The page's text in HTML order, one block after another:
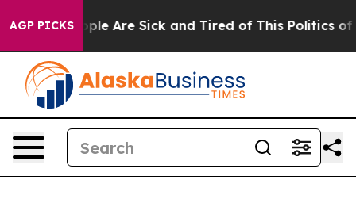
AGP PICKS
“People Are Sick and Tired of This Politics of